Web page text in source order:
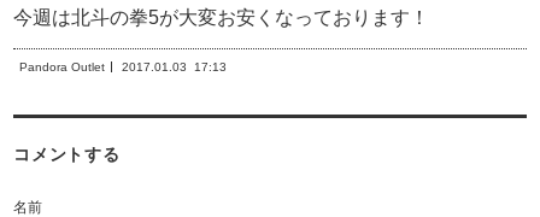
今週は北斗の拳5が大変お安くなっております！
Pandora Outlet 2017.01.03 17:13
コメントする
名前